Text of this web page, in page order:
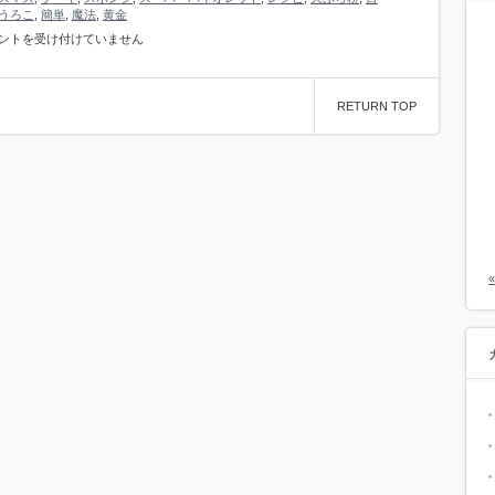
ろこ
簡単 魔法 黄金
トを受け付けていません
RETURN TOP